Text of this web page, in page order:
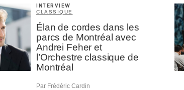
INTERVIEW
CLASSIQUE
Élan de cordes dans les
parcs de Montréal avec
Andrei Feher et
l’Orchestre classique de
Montréal
Par Frédéric Cardin